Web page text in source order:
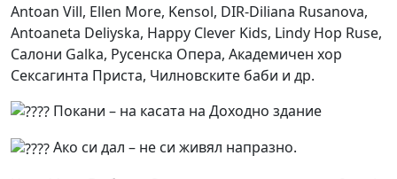
Antoan Vill, Ellen More, Kensol, DIR-Diliana Rusanova,
Antoaneta Deliyska, Happy Clever Kids, Lindy Hop Ruse,
Салони Galka, Русенска Опера, Академичен хор
Сексагинта Приста, Чилновските баби и др.
Покани – на касата на Доходно здание
Ако си дал – не си живял напразно.